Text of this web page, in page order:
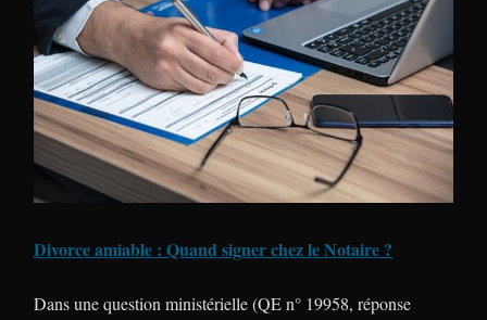
Divorce amiable : Quand signer chez le Notaire ?
Dans une question ministérielle (QE n° 19958, réponse